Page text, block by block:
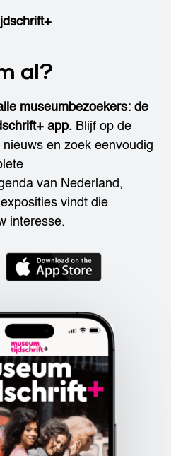
al?
museumbezoekers: de
app. Blijf op de
en zoek eenvoudig
van Nederland,
vindt die
interesse.